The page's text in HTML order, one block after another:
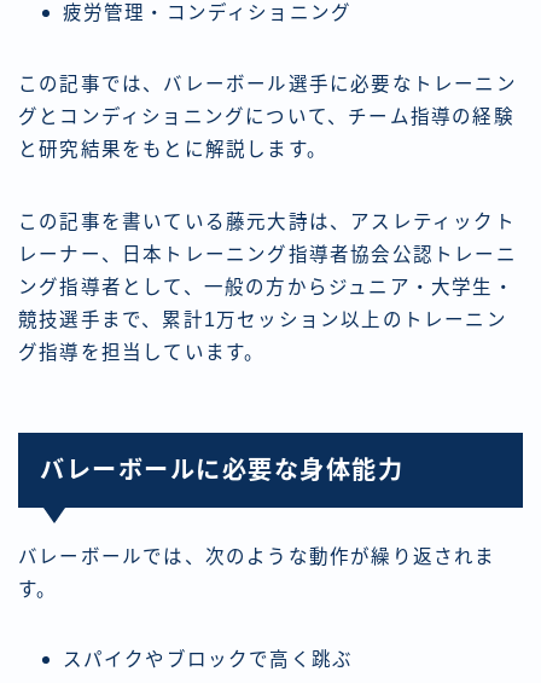
疲労管理・コンディショニング
この記事では、バレーボール選手に必要なトレーニン
グとコンディショニングについて、チーム指導の経験
と研究結果をもとに解説します。
この記事を書いている藤元大詩は、アスレティックト
レーナー、日本トレーニング指導者協会公認トレーニ
ング指導者として、一般の方からジュニア・大学生・
競技選手まで、累計1万セッション以上のトレーニン
グ指導を担当しています。
バレーボールに必要な身体能力
バレーボールでは、次のような動作が繰り返されま
す。
スパイクやブロックで高く跳ぶ